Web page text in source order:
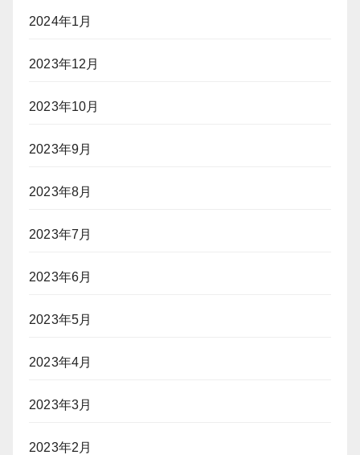
2024年1月
2023年12月
2023年10月
2023年9月
2023年8月
2023年7月
2023年6月
2023年5月
2023年4月
2023年3月
2023年2月